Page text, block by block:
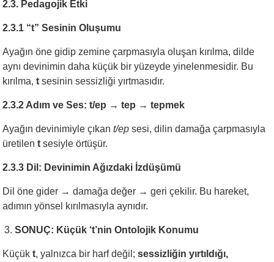
2.3. Pedagojik Etki
2.3.1 “t” Sesinin Oluşumu
Ayağın öne gidip zemine çarpmasıyla oluşan kırılma, dilde
aynı devinimin daha küçük bir yüzeyde yinelenmesidir. Bu
kırılma,t sesinin sessizliği yırtmasıdır.
2.3.2 Adım ve Ses: t/ep → tep → tepmek
Ayağın devinimiyle çıkant/ep sesi, dilin damağa çarpmasıyla
üretilent sesiyle örtüşür.
2.3.3 Dil: Devinimin Ağızdaki İzdüşümü
Dil öne gider → damağa değer → geri çekilir. Bu hareket,
adımın yönsel kırılmasıyla aynıdır.
SONUÇ: Küçük ‘t’nin Ontolojik Konumu
Küçükt, yalnızca bir harf değil;sessizliğin yırtıldığı,